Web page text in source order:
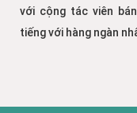
với cộng tác viên
tiếng với hàng ngàn